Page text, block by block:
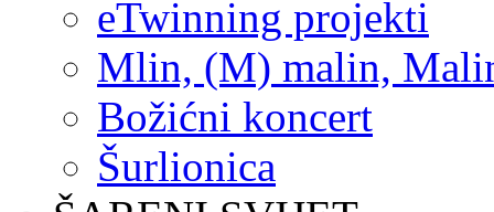
eTwinning projekti
Mlin, (M) malin,
Božićni koncert
Šurlionica